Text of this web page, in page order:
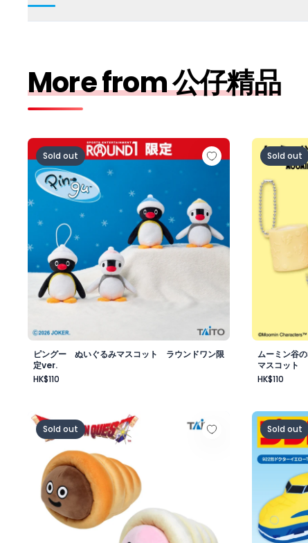
More from 公仔精品
ピングー ぬいぐるみマスコット ラウンドワン限定
Sold out
ピングー ぬいぐるみマスコット ラウンドワン限
定ver.
HK$110
ムーミン
Sold out
ムーミン谷
マスコット
HK$110
ドラゴンクエスト AM ふるえるぬいぐるみ スライ
Sold out
プラレー
Sold out